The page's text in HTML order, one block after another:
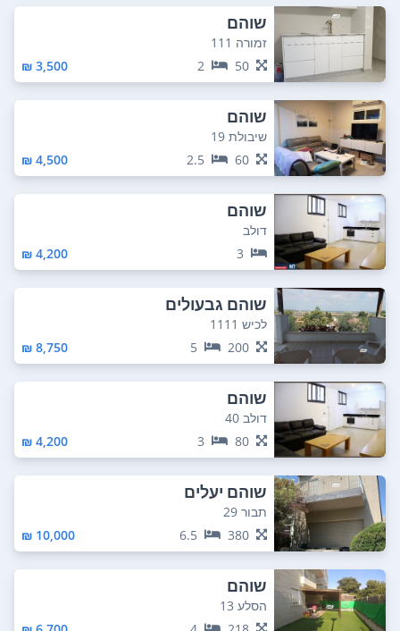
שוהם
זמורה 111
50
2
3,500 ₪
שוהם
שיבולת 19
60
2.5
4,500 ₪
שוהם
דולב
3
4,200 ₪
שוהם גבעולים
לכיש 1111
200
5
8,750 ₪
שוהם
דולב 40
80
3
4,200 ₪
שוהם יעלים
תבור 29
380
6.5
10,000 ₪
שוהם
הסלע 13